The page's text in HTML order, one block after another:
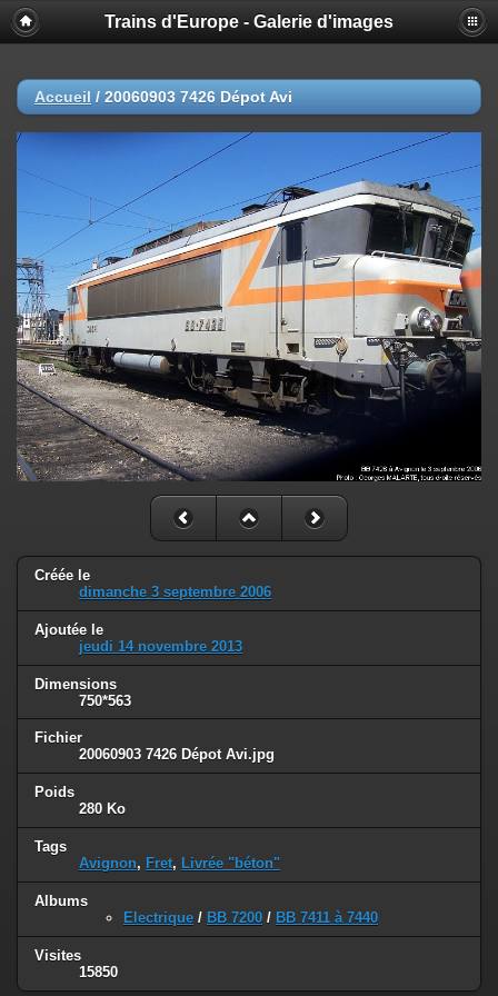
Trains d'Europe - Galerie d'images
Accueil / 20060903 7426 Dépot Avi
Créée le
dimanche 3 septembre 2006
Ajoutée le
jeudi 14 novembre 2013
Dimensions
750*563
Fichier
20060903 7426 Dépot Avi.jpg
Poids
280 Ko
Tags
Avignon, Fret, Livrée "béton"
Albums
Electrique / BB 7200 / BB 7411 à 7440
Visites
15850